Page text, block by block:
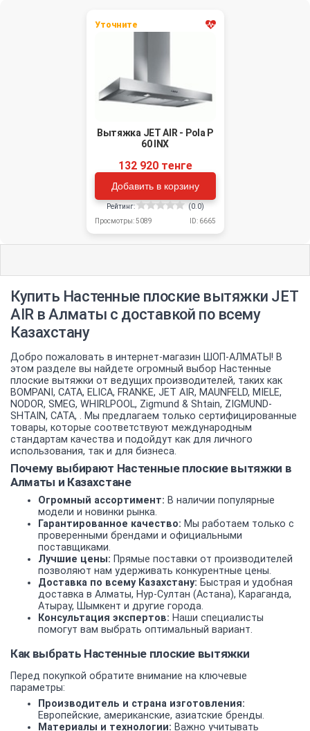
Уточните
Вытяжка JET AIR - Pola P
60 INX
132 920 тенге
Добавить в корзину
Рейтинг:
(0.0)
Просмотры: 5089
ID: 6665
Купить Настенные плоские вытяжки JET
AIR в Алматы с доставкой по всему
Казахстану
Добро пожаловать в интернет-магазин ШОП-АЛМАТЫ! В
этом разделе вы найдете огромный выбор Настенные
плоские вытяжки от ведущих производителей, таких как
BOMPANI, CATA, ELICA, FRANKE, JET AIR, MAUNFELD, MIELE,
NODOR, SMEG, WHIRLPOOL, Zigmund & Shtain, ZIGMUND-
SHTAIN, СATA, . Мы предлагаем только сертифицированные
товары, которые соответствуют международным
стандартам качества и подойдут как для личного
использования, так и для бизнеса.
Почему выбирают Настенные плоские вытяжки в
Алматы и Казахстане
Огромный ассортимент: В наличии популярные
модели и новинки рынка.
Гарантированное качество: Мы работаем только с
проверенными брендами и официальными
поставщиками.
Лучшие цены: Прямые поставки от производителей
позволяют нам удерживать конкурентные цены.
Доставка по всему Казахстану: Быстрая и удобная
доставка в Алматы, Нур-Султан (Астана), Караганда,
Атырау, Шымкент и другие города.
Консультация экспертов: Наши специалисты
помогут вам выбрать оптимальный вариант.
Как выбрать Настенные плоские вытяжки
Перед покупкой обратите внимание на ключевые
параметры:
Производитель и страна изготовления:
Европейские, американские, азиатские бренды.
Материалы и технологии: Важно учитывать